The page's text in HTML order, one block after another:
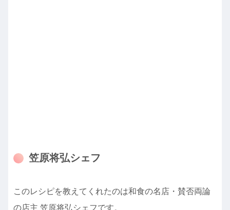
笠原将弘シェフ
このレシピを教えてくれたのは和食の名店・賛否両論
の店主 笠原将弘シェフです。